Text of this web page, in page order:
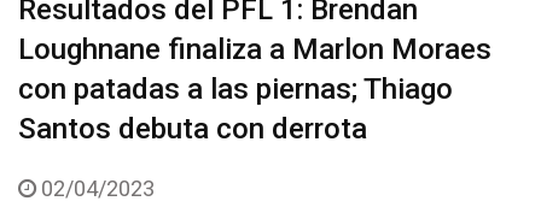
Resultados del PFL 1: Brendan
Loughnane finaliza a Marlon Moraes
con patadas a las piernas; Thiago
Santos debuta con derrota
02/04/2023